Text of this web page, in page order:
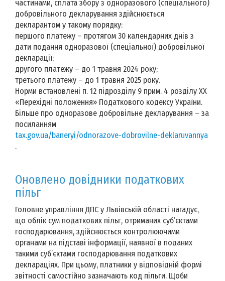
частинами, сплата збору з одноразового (спеціального)
добровільного декларування здійснюється
декларантом у такому порядку:
першого платежу – протягом 30 календарних днів з
дати подання одноразової (спеціальної) добровільної
декларації;
другого платежу – до 1 травня 2024 року;
третього платежу – до 1 травня 2025 року.
Норми встановлені п. 12 підрозділу 9 прим. 4 розділу XX
«Перехідні положення» Податкового кодексу України.
Більше про одноразове добровільне декларування – за
посиланням
tax.gov.ua/baneryi/odnorazove-dobrovilne-deklaruvannya
.
Оновлено довідники податкових
пільг
Головне управління ДПС у Львівській області нагадує,
що облік сум податкових пільг, отриманих суб’єктами
господарювання, здійснюється контролюючими
органами на підставі інформації, наявної в поданих
такими суб’єктами господарювання податкових
деклараціях. При цьому, платники у відповідній формі
звітності самостійно зазначають код пільги. Щоби